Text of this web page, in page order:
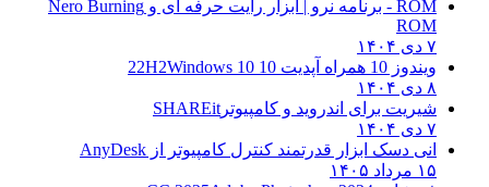
ROM - برنامه نرو | ابزار رایت حرفه ای و
Nero Burning
ROM
۷ دی ۱۴۰۴
ویندوز 10 همراه آپدیت 10 22H2
Windows 10
۸ دی ۱۴۰۴
شیریت برای اندروید و کامپیوتر SHAREit
۷ دی ۱۴۰۴
انی دسک ابزار قدرتمند کنترل کامپیوتر از AnyDesk
۱۵ مرداد ۱۴۰۵